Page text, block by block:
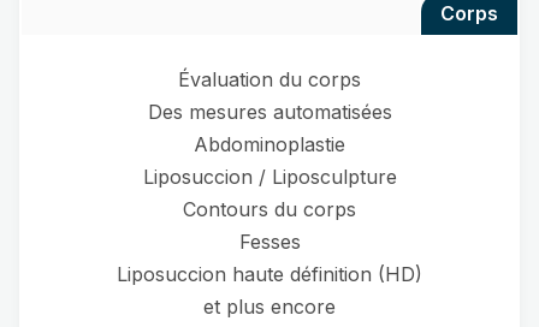
corps
Évaluation du corps
Des mesures automatisées
Abdominoplastie
Liposuccion / Liposculpture
Contours du corps
Fesses
Liposuccion haute définition (HD)
et plus encore